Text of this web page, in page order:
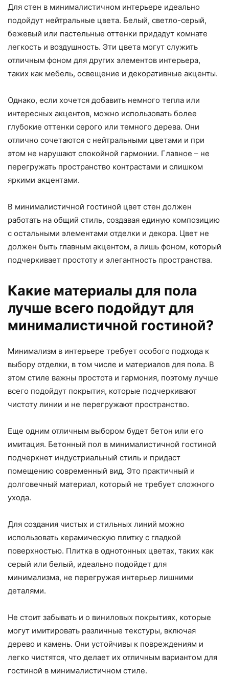
Для стен в минималистичном интерьере идеально
подойдут нейтральные цвета. Белый, светло-серый,
бежевый или пастельные оттенки придадут комнате
легкость и воздушность. Эти цвета могут служить
отличным фоном для других элементов интерьера,
таких как мебель, освещение и декоративные акценты.
Однако, если хочется добавить немного тепла или
интересных акцентов, можно использовать более
глубокие оттенки серого или темного дерева. Они
отлично сочетаются с нейтральными цветами и при
этом не нарушают спокойной гармонии. Главное – не
перегружать пространство контрастами и слишком
яркими акцентами.
В минималистичной гостиной цвет стен должен
работать на общий стиль, создавая единую композицию
с остальными элементами отделки и декора. Цвет не
должен быть главным акцентом, а лишь фоном, который
подчеркивает простоту и элегантность пространства.
Какие материалы для пола
лучше всего подойдут для
минималистичной гостиной?
Минимализм в интерьере требует особого подхода к
выбору отделки, в том числе и материалов для пола. В
этом стиле важны простота и гармония, поэтому лучше
всего подойдут покрытия, которые подчеркивают
чистоту линии и не перегружают пространство.
Еще одним отличным выбором будет бетон или его
имитация. Бетонный пол в минималистичной гостиной
подчеркнет индустриальный стиль и придаст
помещению современный вид. Это практичный и
долговечный материал, который не требует сложного
ухода.
Для создания чистых и стильных линий можно
использовать керамическую плитку с гладкой
поверхностью. Плитка в однотонных цветах, таких как
серый или белый, идеально подойдет для
минимализма, не перегружая интерьер лишними
деталями.
Не стоит забывать и о виниловых покрытиях, которые
могут имитировать различные текстуры, включая
дерево и камень. Они устойчивы к повреждениям и
легко чистятся, что делает их отличным вариантом для
гостиной в минималистичном стиле.